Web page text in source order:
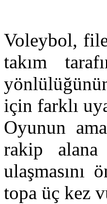
Voleybol,
takım
için farklı
Oyunun
rakip alana
ulaşmasını
topa üç kez